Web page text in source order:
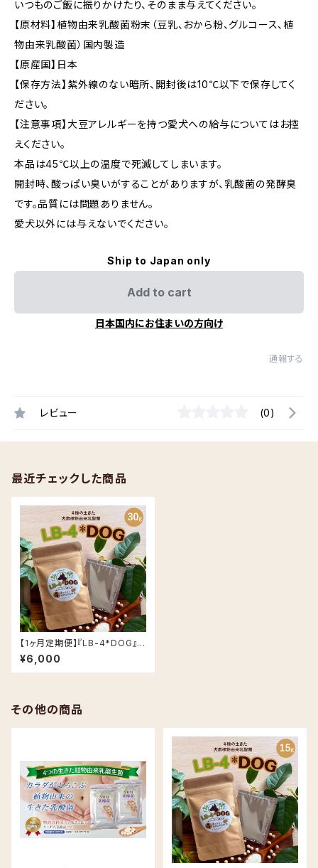
いつものご飯に振りかけたり、そのまま与えてください。
【原材料】植物由来乳酸菌粉末（豆乳、おから粉、グルコース、植
物由来乳酸菌）国内製造
【原産国】日本
【保存方法】紫外線のない暗所、開封後は10℃以下で保存してく
ださい。
【注意事項】大豆アレルギーを持つ愛犬への給与についてはお控
えください。
本品は45℃以上の温度で死滅してしまいます。
開封時、酸っぱい臭いがすることがありますが、乳酸菌の発酵臭
です。品質には問題ありません。
愛犬以外には与えないでください。
Ship to Japan only
Add to cart
日本国内にお住まいの方向け
通報する
レビュー (0)
最近チェックした商品
【1ヶ月定期便】『LB-4*DOG』
犬用植物由来乳酸菌30g入(15
g×2袋)
¥6,000
その他の商品